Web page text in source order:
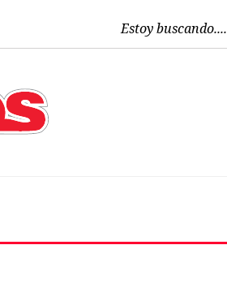
Estoy buscando....